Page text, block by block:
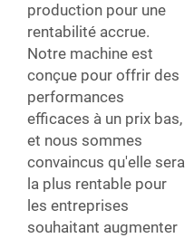
production pour une
rentabilité accrue.
Notre machine est
conçue pour offrir des
performances
efficaces à un prix bas,
et nous sommes
convaincus qu'elle sera
la plus rentable pour
les entreprises
souhaitant augmenter